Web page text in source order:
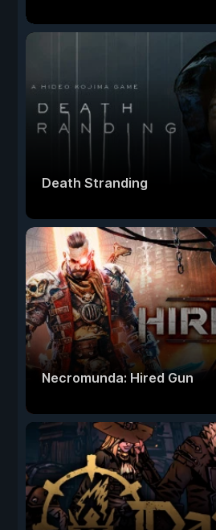
Death Stranding
Necromunda: Hired Gun